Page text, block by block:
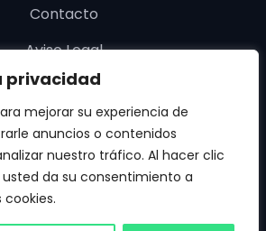
privacidad
mejorar su experiencia de
anuncios o contenidos
nuestro tráfico. Al hacer clic
usted da su consentimiento a
Contacto
Aviso Legal
de cookies
de privacidad